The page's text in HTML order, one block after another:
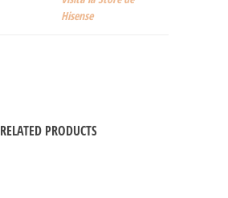
Hisense
RELATED PRODUCTS